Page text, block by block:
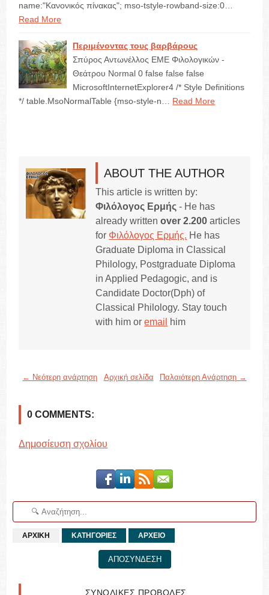
name:"Κανονικός πίνακας"; mso-tstyle-rowband-size:0…
Read More
Περιμένοντας τους βαρβάρους
Σπύρος Αντωνέλλος ΕΜΕ Φιλολογικών -
Θεάτρου Normal 0 false false false
MicrosoftInternetExplorer4 /* Style Definitions
*/ table.MsoNormalTable {mso-style-n…
Read More
ABOUT THE AUTHOR
This article is written by:
Φιλόλογος Ερμής - He has
already writtenover 2.200 articles
for Φιλόλογος Ερμής. He has
Graduate Diploma in Classical
Philology, Postgraduate Diploma
in Applied Pedagogic, and is
Candidate Doctor(Dph) of
Classical Philology. Stay touch
with him oremail him
← Νεότερη ανάρτηση Παλαιότερη Ανάρτηση →
Αρχική σελίδα
0 COMMENTS:
Δημοσίευση σχολίου
ΑΡΧΙΚΗ ΚΑΤΗΓΟΡΙΕΣ ΑΡΧΕΙΟ
ΑΠΟΣΥΝΔΕΣΗ
ΣΥΝΟΛΙΚΕΣ ΠΡΟΒΟΛΕΣ